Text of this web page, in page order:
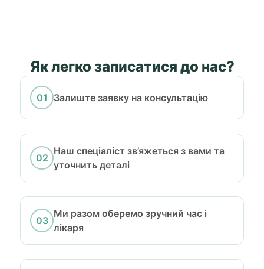
Як легко записатися до нас?
Залиште заявку на консультацію
Наш спеціаліст зв’яжеться з вами та
уточнить деталі
Ми разом оберемо зручний час і
лікаря